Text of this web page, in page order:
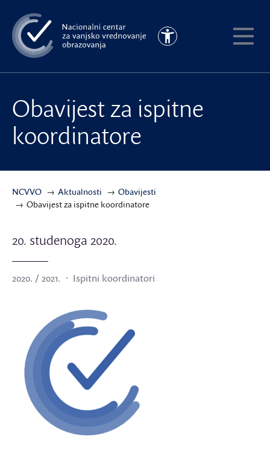
na
glavni
sadržaj
Pristupačnost
Obavijest za ispitne
koordinatore
NCVVO Aktualnosti
Obavijesti
Obavijest za ispitne koordinatore
20. studenoga 2020.
2020. / 2021. Ispitni koordinatori